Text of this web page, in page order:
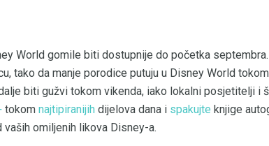
World gomile biti dostupnije do početka
tako da manje porodice putuju u Disney World
biti gužvi tokom vikenda, iako lokalni posjetitelji i
tokom najtipiranijih dijelova dana i spakujte knjige
omiljenih likova Disney-a.